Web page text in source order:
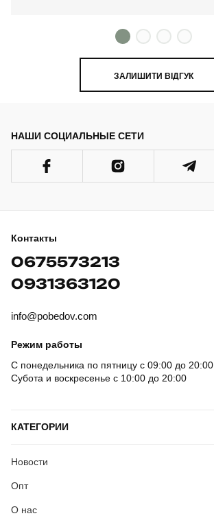
ЗАЛИШИТИ ВІДГУК
НАШИ СОЦИАЛЬНЫЕ СЕТИ
Контакты
0675573213
0931363120
info@pobedov.com
Режим работы
С понедельника по пятницу с 09:00 до 20:00
Субота и воскресенье с 10:00 до 20:00
КАТЕГОРИИ
Новости
Опт
О нас